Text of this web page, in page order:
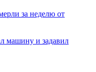
за неделю от
машину и задавил